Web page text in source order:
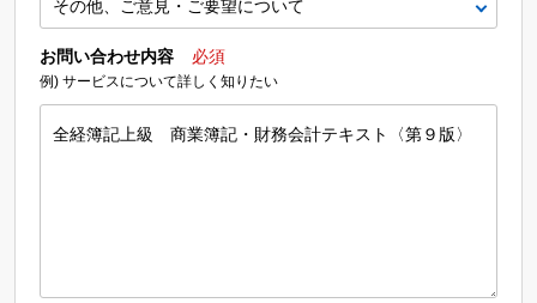
お問い合わせ内容 必須
例) サービスについて詳しく知りたい